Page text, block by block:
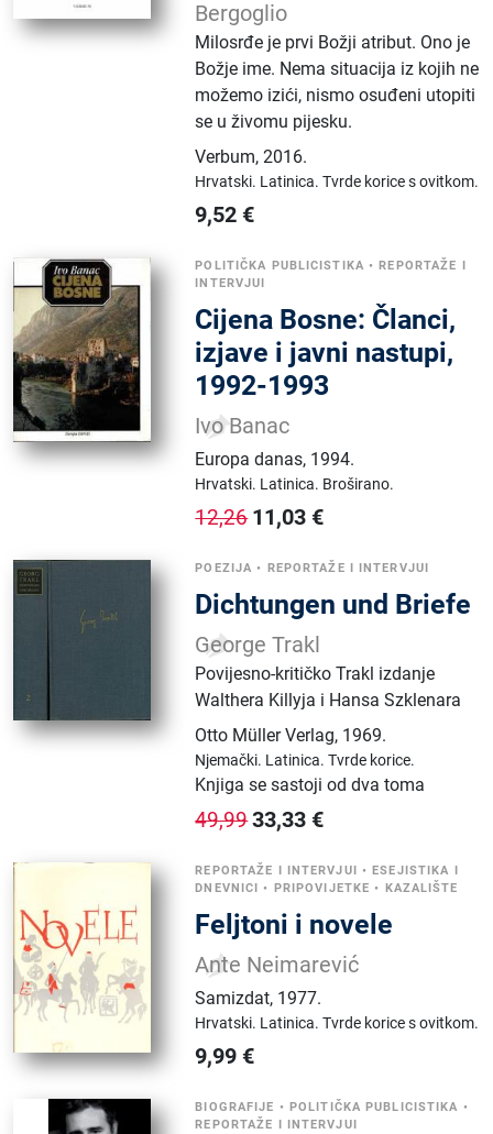
Bergoglio
Milosr­đe je prvi Božji atribut. Ono je
Božje ime. Nema situacija iz kojih ne
možemo izići, nismo osuđ­eni utopiti
se u živomu pijesku.
Verbum,2016.
Hrvatski. Latinica.Tvrde korice s ovitkom.
9,52 €
POLITIČKA PUBLICISTIKA •REPORTAŽE I
INTERVJUI
Cijena Bosne: Članci,
izjave i javni nastupi,
1992-1993
Ivo Banac
Europa danas, 1994.
Hrvatski. Latinica. Broširano.
12,26 11,03 €
POEZIJA • REPORTAŽE I INTERVJUI
Dichtungen und Briefe
George Trakl
Povijesno-kritičko Trakl izdanje
Walthera Killyja i Hansa Szklenara
Otto Müller Verlag, 1969.
Njemački. Latinica.Tvrde korice.
Knjiga se sastoji od dva toma
49,9933,33 €
REPORTAŽE I INTERVJUI •ESEJISTIKA I
DNEVNICI • PRIPOVIJETKE • KAZALIŠTE
Feljtoni i novele
Ante Neimarević
Samizdat, 1977.
Hrvatski. Latinica.Tvrde korice s ovitkom.
9,99 €
BIOGRAFIJE • POLITIČKA PUBLICISTIKA •
REPORTAŽE I INTERVJUI